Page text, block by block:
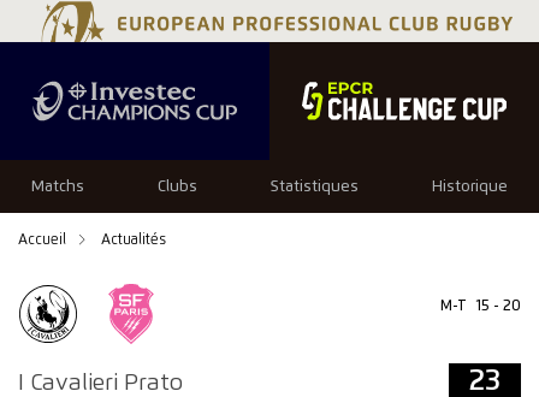
Matchs Clubs Statistiques Historique
Accueil Actualités
I Cavalieri Prato
M-T 15 - 20
23
23 37